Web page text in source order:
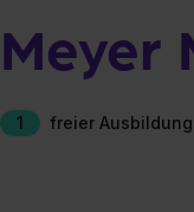
Meyer
1 freier